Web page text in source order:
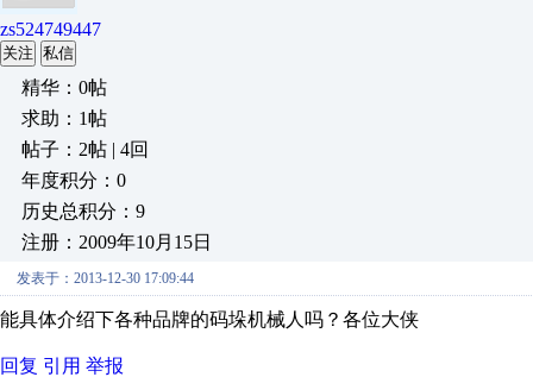
zs524749447
关注 私信
精华：0帖
求助：1帖
帖子：2帖 | 4回
年度积分：0
历史总积分：9
注册：2009年10月15日
发表于：2013-12-30 17:09:44
能具体介绍下各种品牌的码垛机械人吗？各位大侠
回复 引用 举报